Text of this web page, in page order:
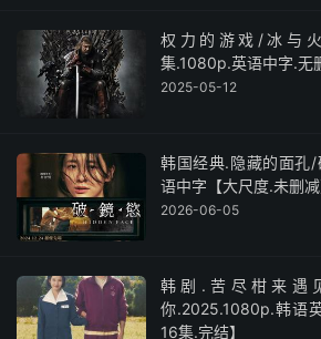
权力的游戏/冰与
集.1080p.英语中字.无
2025-05-12
韩国经典.隐藏的面孔
语中字【大尺度.未删减
2026-06-05
韩剧.苦尽柑来遇
你.2025.1080p.韩语
16集.完结】